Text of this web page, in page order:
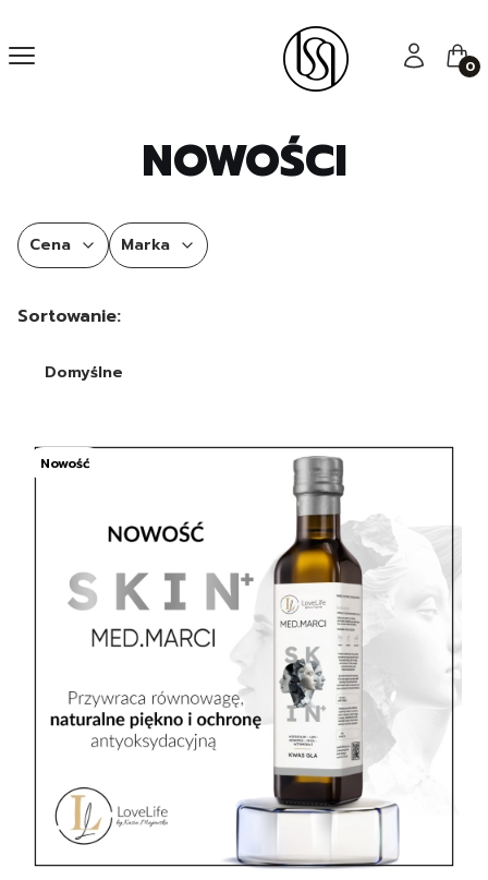
Menu Zaloguj się
NOWOŚCI
Cena Marka
Lista produktów
Sortowanie:
Domyślne
Nowość